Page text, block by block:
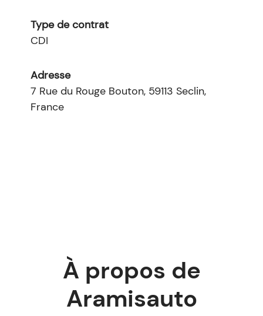
Type de contrat
CDI
Adresse
7 Rue du Rouge Bouton, 59113 Seclin,
France
À propos de
Aramisauto